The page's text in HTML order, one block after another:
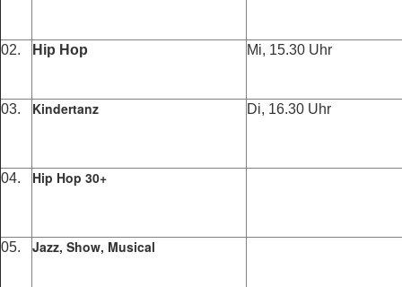
02. Hip Hop Mi, 15.30 Uhr
03. Kindertanz Di, 16.30 Uhr
04. Hip Hop 30+
05. Jazz, Show, Musical